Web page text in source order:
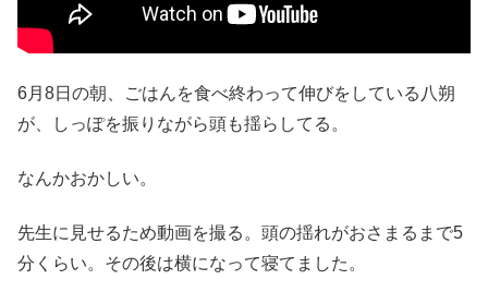
6月8日の朝、ごはんを食べ終わって伸びをしている八朔
が、しっぽを振りながら頭も揺らしてる。
なんかおかしい。
先生に見せるため動画を撮る。頭の揺れがおさまるまで5
分くらい。その後は横になって寝てました。